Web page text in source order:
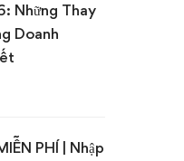
Những Thay
Doanh
PHÍ | Nhập